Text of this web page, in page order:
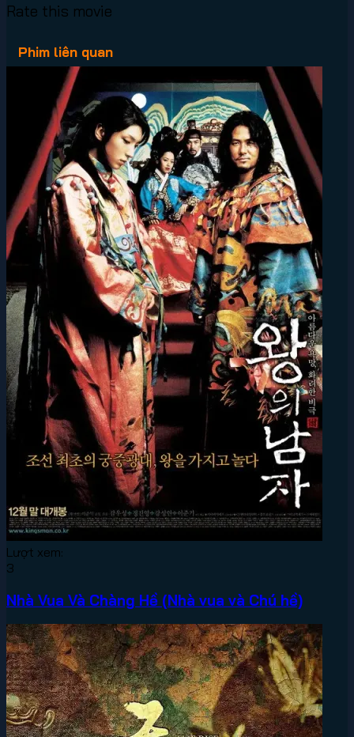
Rate this movie
Phim liên quan
Lượt xem:
3
Nhà Vua Và Chàng Hề (Nhà vua và Chú hề)